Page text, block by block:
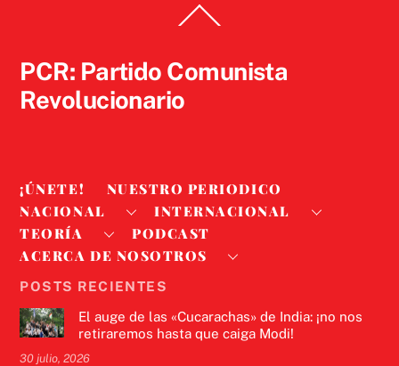
To
PCR: Partido Comunista
Revolucionario
¡ÚNETE!
NUESTRO PERIODICO
NACIONAL
INTERNACIONAL
TEORÍA
PODCAST
ACERCA DE NOSOTROS
POSTS RECIENTES
El auge de las «Cucarachas» de India: ¡no nos
retiraremos hasta que caiga Modi!
30 julio, 2026